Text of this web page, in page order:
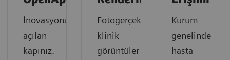
İnovasyona
açılan
kapınız.
Fotogerçekçi
klinik
görüntüler
Kurum
genelinde
hasta